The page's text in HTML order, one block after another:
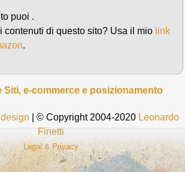
puoi .
contenuti di questo sito? Usa il mio link
.
Siti, e-commerce e posizionamento
| © Copyright 2004-2020 Leonardo
Finetti
Legal & Privacy